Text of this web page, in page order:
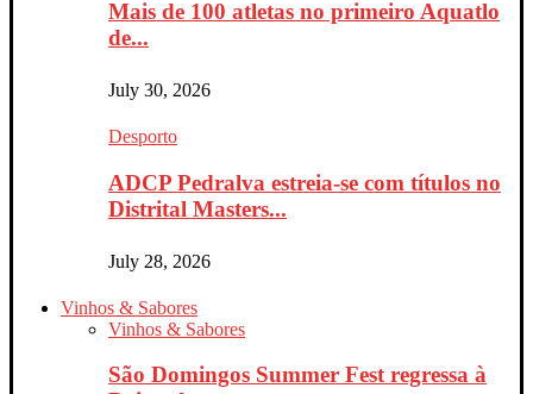
Mais de 100 atletas no primeiro Aquatlo
de...
July 30, 2026
Desporto
ADCP Pedralva estreia-se com títulos no
Distrital Masters...
July 28, 2026
Vinhos & Sabores
Vinhos & Sabores
São Domingos Summer Fest regressa à